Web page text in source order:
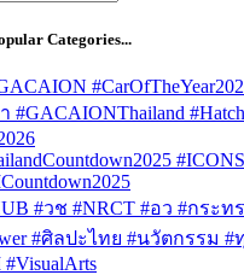
Categories...
#GACAIONThailand
#วช #NRCT #อว #กระท
#ศิลปะไทย #นวัตกรรม